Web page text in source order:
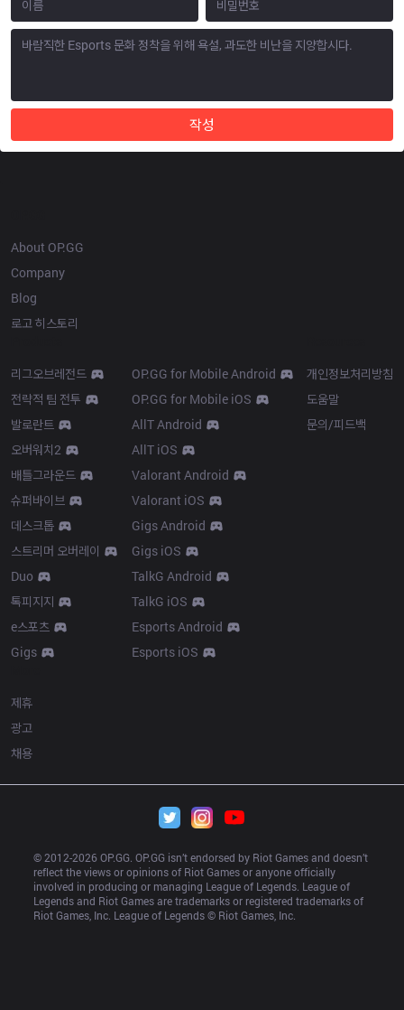
작성
About OP.GG
Company
Blog
로고 히스토리
리그오브레전드
전략적 팀 전투
발로란트
오버워치2
배틀그라운드
슈퍼바이브
데스크톱
스트리머 오버레이
Duo
톡피지지
e스포츠
Gigs
OP.GG for Mobile Android
OP.GG for Mobile iOS
AllT Android
AllT iOS
Valorant Android
Valorant iOS
Gigs Android
Gigs iOS
TalkG Android
TalkG iOS
Esports Android
Esports iOS
개인정보처리방침
도움말
문의/피드백
제휴
광고
채용
© 2012-2026 OP.GG. OP.GG isn’t endorsed by Riot Games and doesn’t
reflect the views or opinions of Riot Games or anyone officially
involved in producing or managing League of Legends. League of
Legends and Riot Games are trademarks or registered trademarks of
Riot Games, Inc. League of Legends © Riot Games, Inc.